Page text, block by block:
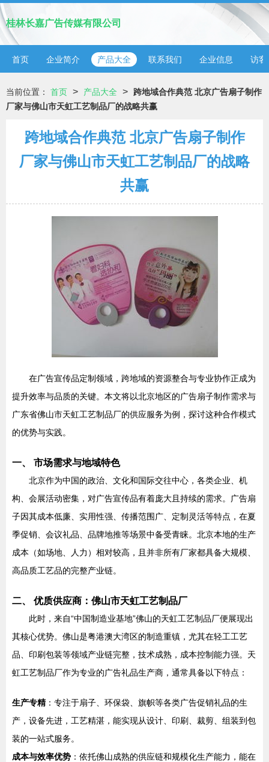
桂林长嘉广告传媒有限公司
首页 企业简介 产品大全 联系我们 企业信息 访客
当前位置： 首页 > 产品大全 > 跨地域合作典范 北京广告扇子制作
厂家与佛山市天虹工艺制品厂的战略共赢
跨地域合作典范 北京广告扇子制作
厂家与佛山市天虹工艺制品厂的战略
共赢
在广告宣传品定制领域，跨地域的资源整合与专业协作正成为
提升效率与品质的关键。本文将以北京地区的广告扇子制作需求与
广东省佛山市天虹工艺制品厂的供应服务为例，探讨这种合作模式
的优势与实践。
一、 市场需求与地域特色
北京作为中国的政治、文化和国际交往中心，各类企业、机
构、会展活动密集，对广告宣传品有着庞大且持续的需求。广告扇
子因其成本低廉、实用性强、传播范围广、定制灵活等特点，在夏
季促销、会议礼品、品牌地推等场景中备受青睐。北京本地的生产
成本（如场地、人力）相对较高，且并非所有厂家都具备大规模、
高品质工艺品的完整产业链。
二、 优质供应商：佛山市天虹工艺制品厂
此时，来自“中国制造业基地”佛山的天虹工艺制品厂便展现出
其核心优势。佛山是粤港澳大湾区的制造重镇，尤其在轻工工艺
品、印刷包装等领域产业链完整，技术成熟，成本控制能力强。天
虹工艺制品厂作为专业的广告礼品生产商，通常具备以下特点：
生产专精：专注于扇子、环保袋、旗帜等各类广告促销礼品的生
产，设备先进，工艺精湛，能实现从设计、印刷、裁剪、组装到包
装的一站式服务。
成本与效率优势 ：依托佛山成熟的供应链和规模化生产能力，能在